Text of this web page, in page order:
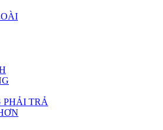
PHẢI TRẢ